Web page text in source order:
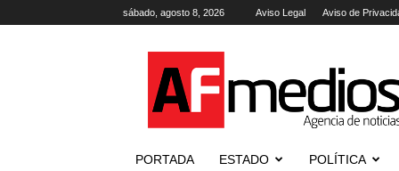
sábado, agosto 8, 2026 Aviso Legal Aviso de
Agencia
de
Noticias
PORTADA ESTADO POLÍTICA